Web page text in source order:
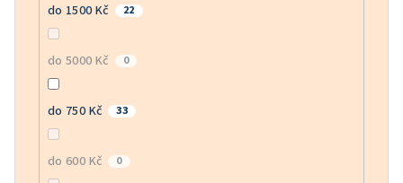
do 1500 Kč 22
do 5000 Kč 0
do 750 Kč 33
do 600 Kč 0